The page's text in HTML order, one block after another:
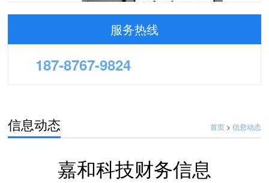
服务热线
187-8767-9824
首页> 信息动态
信息动态
嘉和科技财务信息